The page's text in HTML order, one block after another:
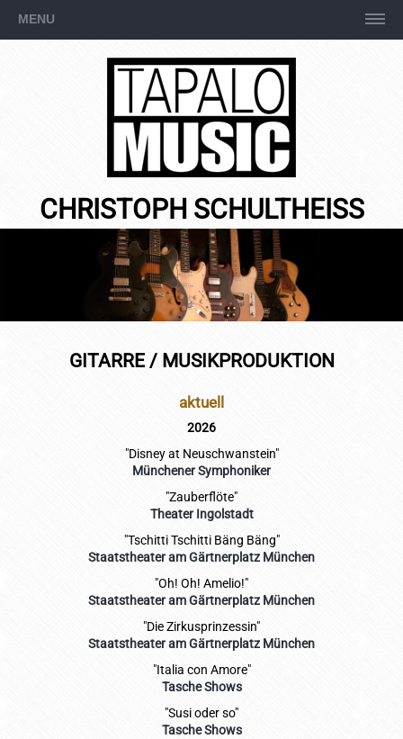
überspringen
MENU
CHRISTOPH SCHULTHEISS
GITARRE / MUSIKPRODUKTION
aktuell
2026
"Disney at Neuschwanstein"
Münchener Symphoniker
"Zauberflöte"
Theater Ingolstadt
"Tschitti Tschitti Bäng Bäng"
Staatstheater am Gärtnerplatz München
"Oh! Oh! Amelio!"
Staatstheater am Gärtnerplatz München
"Die Zirkusprinzessin"
Staatstheater am Gärtnerplatz München
"Italia con Amore"
Tasche Shows
"Susi oder so"
Tasche Shows